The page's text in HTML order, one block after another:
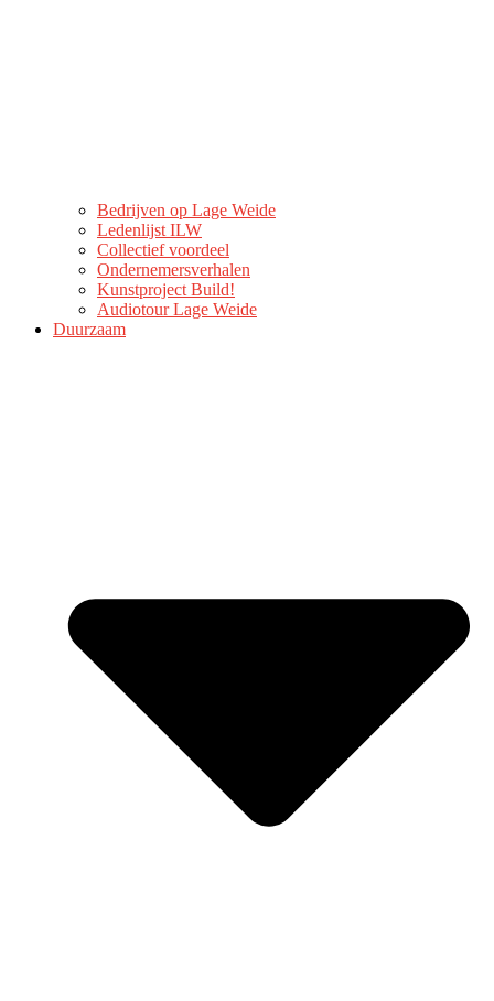
Bedrijven op Lage Weide
Ledenlijst ILW
Collectief voordeel
Ondernemersverhalen
Kunstproject Build!
Audiotour Lage Weide
Duurzaam